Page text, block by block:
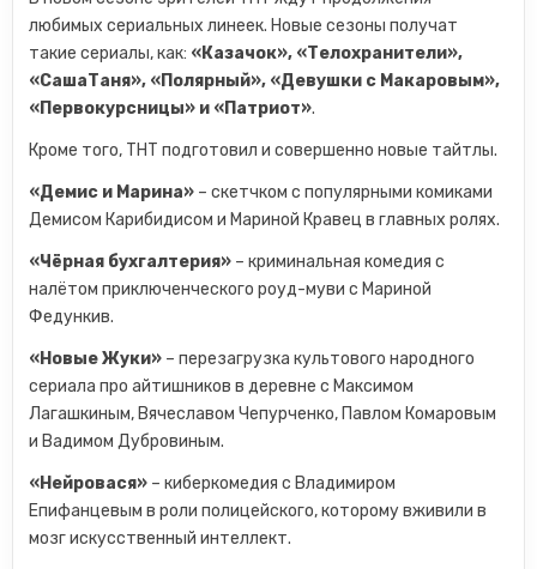
любимых сериальных линеек. Новые сезоны получат
такие сериалы, как: «Казачок», «Телохранители»,
«СашаТаня», «Полярный», «Девушки с Макаровым»,
«Первокурсницы» и «Патриот».
Кроме того, ТНТ подготовил и совершенно новые тайтлы.
«Демис и Марина» – скетчком с популярными комиками
Демисом Карибидисом и Мариной Кравец в главных ролях.
«Чёрная бухгалтерия» – криминальная комедия с
налётом приключенческого роуд-муви с Мариной
Федункив.
«Новые Жуки» – перезагрузка культового народного
сериала про айтишников в деревне с Максимом
Лагашкиным, Вячеславом Чепурченко, Павлом Комаровым
и Вадимом Дубровиным.
«Нейровася» – киберкомедия с Владимиром
Епифанцевым в роли полицейского, которому вживили в
мозг искусственный интеллект.